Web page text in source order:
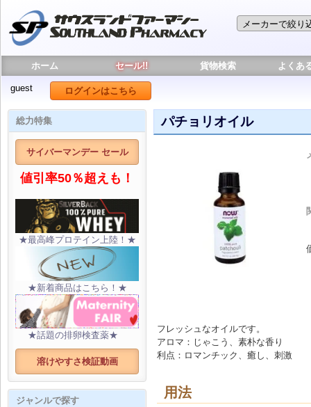
ホーム セール!! 貨物検索 よくあ
guest ログインはこちら
総力特集
サイバーマンデー セール
値引率50％超えも！
★最高峰プロテイン上陸！★
★新着商品はこちら！★
★話題の排卵検査薬★
溶けやすさ検証動画
ジャンルで探す
パチョリオイル
フレッシュなオイルです。
アロマ：じゃこう、素朴な香り
利点：ロマンチック、癒し、刺激
用法